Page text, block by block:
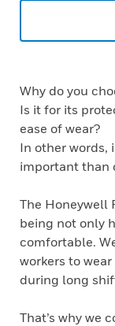
Why do you
Is it for its
ease of wear?
In other words,
important than
The Honeywell
being not only
comfortable.
workers to
during long
That’s why we